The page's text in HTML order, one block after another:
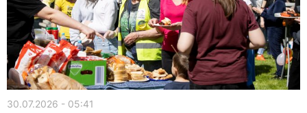
30.07.2026 - 05:41